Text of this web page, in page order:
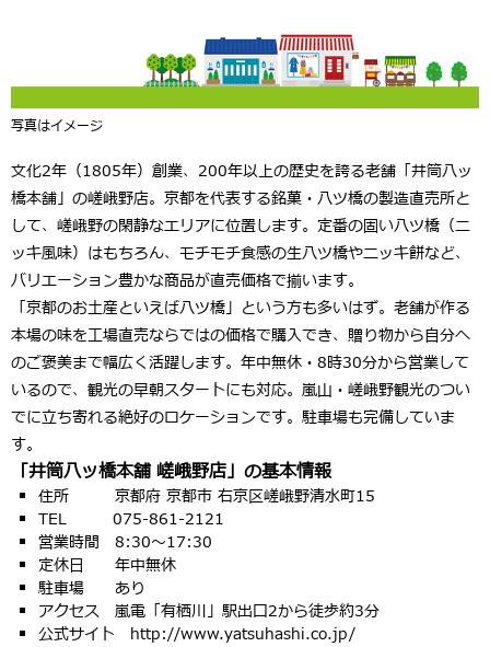
写真はイメージ
文化2年（1805年）創業、200年以上の歴史を誇る老舗「井筒八ッ
橋本舗」の嵯峨野店。京都を代表する銘菓・八ツ橋の製造直売所と
して、嵯峨野の閑静なエリアに位置します。定番の固い八ツ橋（ニ
ッキ風味）はもちろん、モチモチ食感の生八ツ橋やニッキ餅など、
バリエーション豊かな商品が直売価格で揃います。
「京都のお土産といえば八ツ橋」という方も多いはず。老舗が作る
本場の味を工場直売ならではの価格で購入でき、贈り物から自分へ
のご褒美まで幅広く活躍します。 年中無休・8時30分から営業して
いるので、観光の早朝スタートにも対応。嵐山・嵯峨野観光のつい
でに立ち寄れる絶好のロケーションです。駐車場も完備していま
す。
「井筒八ッ橋本舗 嵯峨野店」の基本情報
住所 京都府 京都市 右京区嵯峨野清水町15
TEL 075-861-2121
営業時間 8:30〜17:30
定休日 年中無休
駐車場 あり
アクセス 嵐電「有栖川」駅出口2から徒歩約3分
公式サイト http://www.yatsuhashi.co.jp/